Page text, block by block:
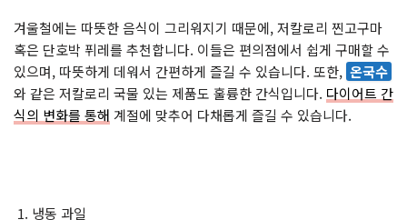
겨울철에는 따뜻한 음식이 그리워지기 때문에, 저칼로리 찐고구마
혹은 단호박 퓌레를 추천합니다. 이들은 편의점에서 쉽게 구매할 수
있으며, 따뜻하게 데워서 간편하게 즐길 수 있습니다. 또한, 온국수
와 같은 저칼로리 국물 있는 제품도 훌륭한 간식입니다. 다이어트 간
식의 변화를 통해 계절에 맞추어 다채롭게 즐길 수 있습니다.
냉동 과일